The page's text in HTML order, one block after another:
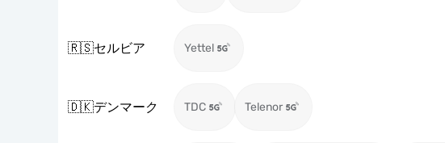
🇷🇸セルビア Yettel
🇩🇰デンマーク TDC Telenor